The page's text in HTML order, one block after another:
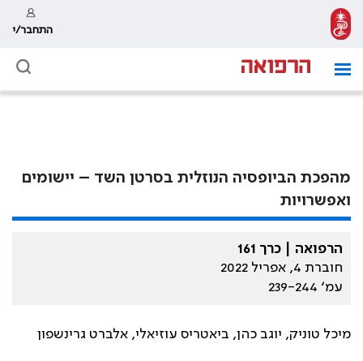
התחבר/י
מהפכת הביופסיה הנוזלית בסרטן השד – יישומים
ואפשרויות
הרפואה | כרך 161
חוברת 4, אפריל 2022
עמ׳ 239-244
מיכל טוניק, יוגב כהן, ביאטריס עוזיאלי, אלברט גרינשפון